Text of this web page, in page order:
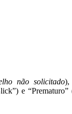
não solicitado),
e